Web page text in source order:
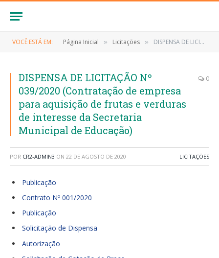
VOCÊ ESTÁ EM: Página Inicial » Licitações » DISPENSA DE LICITAÇÃO Nº 039/2020 (Contratação de empresa para aquisição de frutas e verduras de interesse da Secretaria Municipal de Educação)
DISPENSA DE LICITAÇÃO Nº
039/2020 (Contratação de empresa
para aquisição de frutas e verduras
de interesse da Secretaria
Municipal de Educação)
0
POR CR2-ADMIN3 ON 22 DE AGOSTO DE 2020 LICITAÇÕES
Publicação
Contrato Nº 001/2020
Publicação
Solicitação de Dispensa
Autorização